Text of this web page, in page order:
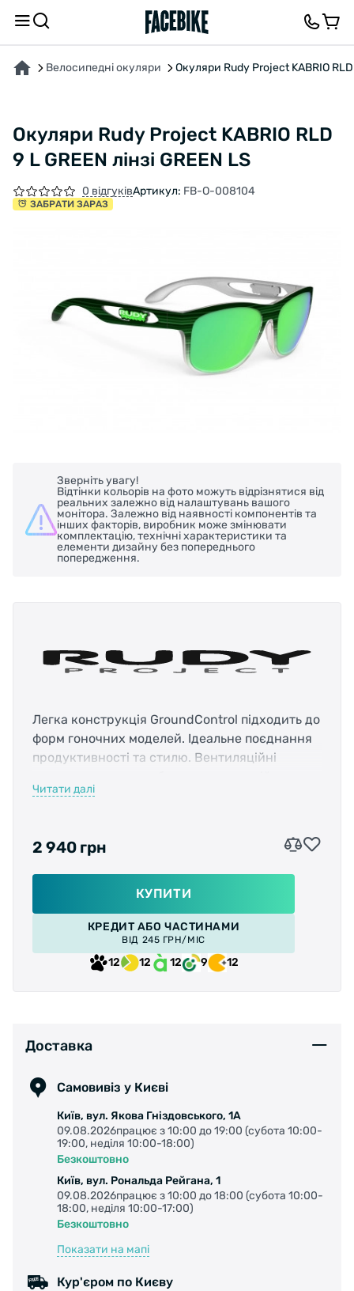
Велосипедні окуляри Окуляри Rudy Project KABRIO RLD
Окуляри Rudy Project KABRIO RLD
9 L GREEN лінзі GREEN LS
0 відгуківАртикул: FB-O-008104
ЗАБРАТИ ЗАРАЗ
Зверніть увагу!
Відтінки кольорів на фото можуть відрізнятися від
реальних залежно від налаштувань вашого
монітора. Залежно від наявності компонентів та
інших факторів, виробник може змінювати
комплектацію, технічні характеристики та
елементи дизайну без попереднього
попередження.
Легка конструкція GroundControl підходить до
форм гоночних моделей. Ідеальне поєднання
продуктивності та стилю. Вентиляційні
вентиляцію, а витончені форми створюють
Читати далі
2 940 грн
КУПИТИ
КРЕДИТ АБО ЧАСТИНАМИ
ВІД 245 ГРН/МІС
12 12 12 9 12
Доставка
Самовивіз у Києві
Київ, вул. Якова Гніздовського, 1А
09.08.2026працює з 10:00 до 19:00 (субота 10:00-
19:00, неділя 10:00-18:00)
Безкоштовно
Київ, вул. Рональда Рейгана, 1
09.08.2026працює з 10:00 до 18:00 (субота 10:00-
18:00, неділя 10:00-17:00)
Безкоштовно
Показати на мапі
Кур'єром по Києву
ПРО ТОВАР ХАРАКТЕРИСТИКИОПИС ВІДГУКИ ТА ЗАПИТАННЯ